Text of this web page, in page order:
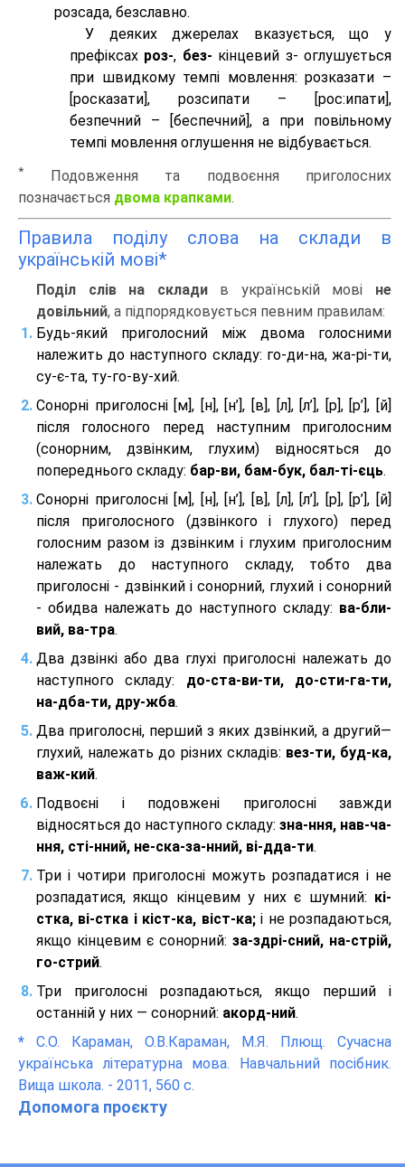
розсада, безславно.
У деяких джерелах вказується, що у
префіксах роз-, без- кінцевий з- оглушується
при швидкому темпі мовлення: розказати –
[росказати], розсипати – [роc:ипати],
безпечний – [беспечний], а при повільному
темпі мовлення оглушення не відбувається.
*
Подовження та подвоєння приголосних
позначається двома крапками.
Правила поділу слова на склади в
українській мові*
Поділ слів на складив українській мові не
довільний, а підпорядковується певним правилам:
Будь-який приголосний між двома голосними
належить до наступного складу: го-ди-на, жа-рі-ти,
су-є-та, ту-го-ву-хий.
Сонорні приголосні [м], [н], [н’], [в], [л], [л’], [р], [р’], [й]
після голосного перед наступним приголосним
(сонорним, дзвінким, глухим) відносяться до
попереднього складу: бар-ви, бам-бук, бал-ті-єць.
Сонорні приголосні [м], [н], [н’], [в], [л], [л’], [р], [р’], [й]
після приголосного (дзвінкого і глухого) перед
голосним разом із дзвінким і глухим приголосним
належать до наступного складу, тобто два
приголосні - дзвінкий і сонорний, глухий і сонорний
- обидва належать до наступного складу: ва-бли-
вий, ва-тра.
Два дзвінкі або два глухі приголосні належать до
наступного складу: до-ста-ви-ти, до-сти-га-ти,
на-дба-ти, дру-жба.
Два приголосні, перший з яких дзвінкий, а другий—
глухий, належать до різних складів: вез-ти, буд-ка,
важ-кий.
Подвоєні і подовжені приголосні завжди
відносяться до наступного складу: зна-ння, нав-ча-
ння, сті-нний, не-ска-за-нний, ві-дда-ти.
Три і чотири приголосні можуть розпадатися і не
розпадатися, якщо кінцевим у них є шумний: кі-
стка, ві-стка і кіст-ка, віст-ка;і не розпадаються,
якщо кінцевим є сонорний: за-здрі-сний, на-стрій,
го-стрий.
Три приголосні розпадаються, якщо перший і
останній у них — сонорний: акорд-ний.
* С.О. Караман, О.В.Караман, М.Я. Плющ. Сучасна
українська літературна мова. Навчальний посібник.
Вища школа. - 2011, 560 с.
Допомога проєкту